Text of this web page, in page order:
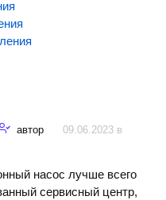
автор
09.06.2023 в
насос лучше всего
сервисный центр,